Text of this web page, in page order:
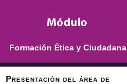
Formación Ética y Ciudadana
Presentación del área de